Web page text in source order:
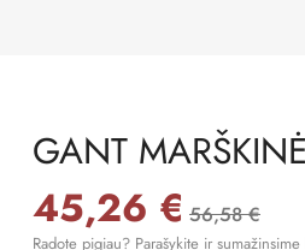
GANT
45,26 € 56,58 €
Radote pigiau? Parašykite ir sumažinsime